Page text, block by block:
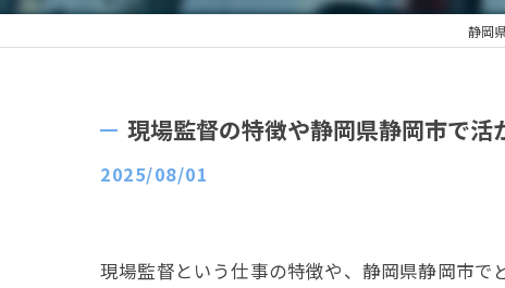
静岡
現場監督の特徴や静岡県静岡市で
2025/08/01
現場監督という仕事の特徴や、静岡県静岡市